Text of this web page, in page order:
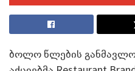
ბოლო წლების